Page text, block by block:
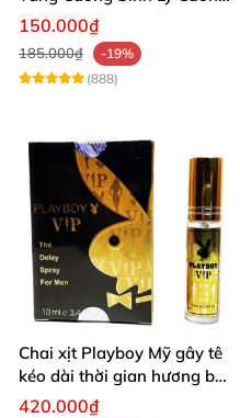
Dương
150.000₫
185.000₫
-19%
(888)
Chai xịt Playboy Mỹ gây tê
kéo dài thời gian hương bạc
hà
420.000₫